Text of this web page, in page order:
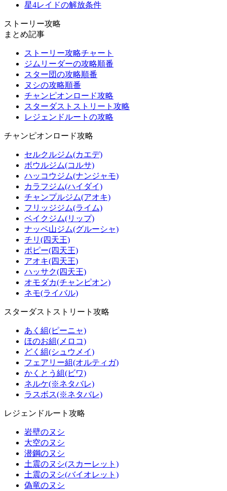
星4レイドの解放条件
ストーリー攻略
まとめ記事
ストーリー攻略チャート
ジムリーダーの攻略順番
スター団の攻略順番
ヌシの攻略順番
チャンピオンロード攻略
スターダストストリート攻略
レジェンドルートの攻略
チャンピオンロード攻略
セルクルジム(カエデ)
ボウルジム(コルサ)
ハッコウジム(ナンジャモ)
カラフジム(ハイダイ)
チャンプルジム(アオキ)
フリッジジム(ライム)
ベイクジム(リップ)
ナッペ山ジム(グルーシャ)
チリ(四天王)
ポピー(四天王)
アオキ(四天王)
ハッサク(四天王)
オモダカ(チャンピオン)
ネモ(ライバル)
スターダストストリート攻略
あく組(ピーニャ)
ほのお組(メロコ)
どく組(シュウメイ)
フェアリー組(オルティガ)
かくとう組(ビワ)
ネルケ(※ネタバレ)
ラスボス(※ネタバレ)
レジェンドルート攻略
岩壁のヌシ
大空のヌシ
潜鋼のヌシ
土震のヌシ(スカーレット)
土震のヌシ(バイオレット)
偽竜のヌシ